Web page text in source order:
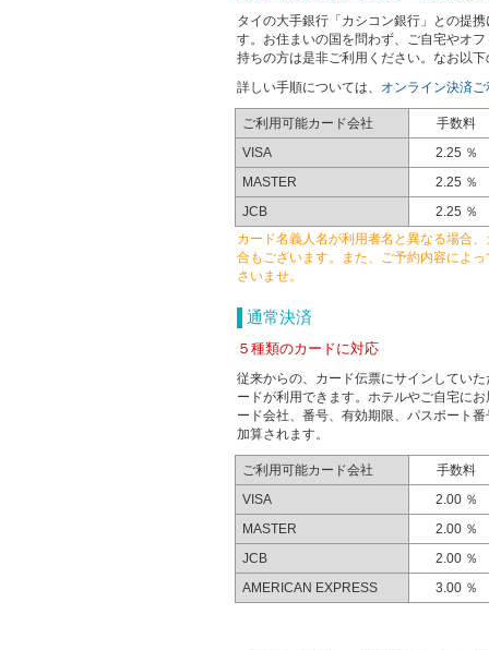
タイの大手銀行「カシコン銀行」との提
す。お住まいの国を問わず、ご自宅やオ
持ちの方は是非ご利用ください。なお以
詳しい手順については、 オンライン決済
ご利用可能カード会社
手数料
VISA
2.25 ％
MASTER
2.25 ％
JCB
2.25 ％
カード名義人名が利用者名と異なる場合
合もございます。また、ご予約内容によ
さいませ。
通常決済
５種類のカードに対応
従来からの、カード伝票にサインしてい
ードが利用できます。ホテルやご自宅に
ード会社、番号、有効期限、パスポート
加算されます。
ご利用可能カード会社
手数料
VISA
2.00 ％
MASTER
2.00 ％
JCB
2.00 ％
AMERICAN EXPRESS
3.00 ％